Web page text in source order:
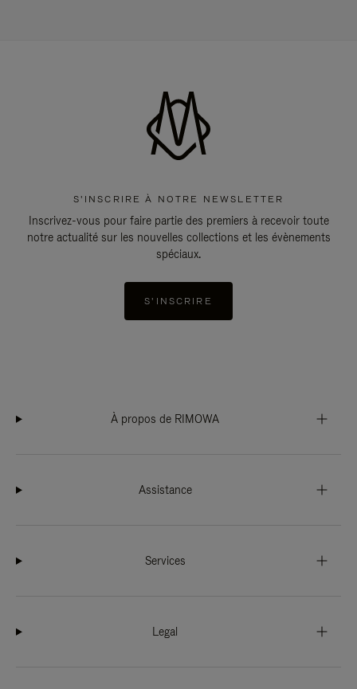
S'INSCRIRE À NOTRE NEWSLETTER
Inscrivez-vous pour faire partie des premiers à recevoir toute
notre actualité sur les nouvelles collections et les évènements
spéciaux.
S'INSCRIRE
À propos de RIMOWA
Assistance
Services
Legal